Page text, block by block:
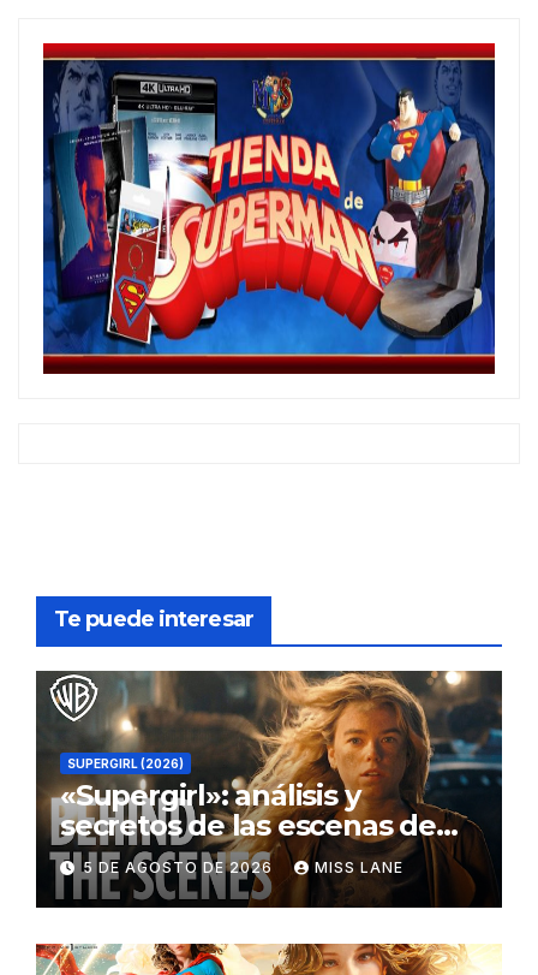
Te puede interesar
SUPERGIRL (2026)
«Supergirl»: análisis y
secretos de las escenas de
lucha
5 DE AGOSTO DE 2026 MISS LANE